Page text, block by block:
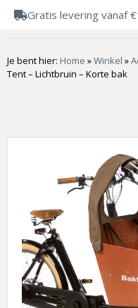
Gratis levering vanaf
Je bent hier: Home »Winkel »
Tent – Lichtbruin – Korte bak